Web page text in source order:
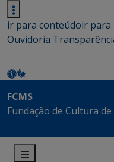
ir para conteúdoir para
Ouvidoria
FCMS
Fundação de Cultura